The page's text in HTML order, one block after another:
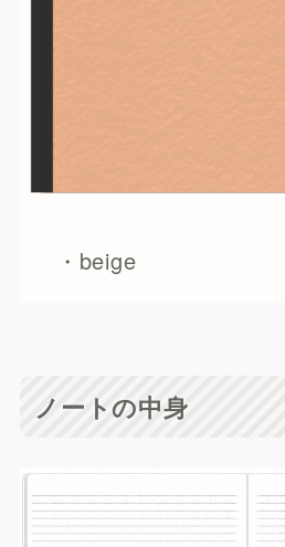
・beige
ノートの中身